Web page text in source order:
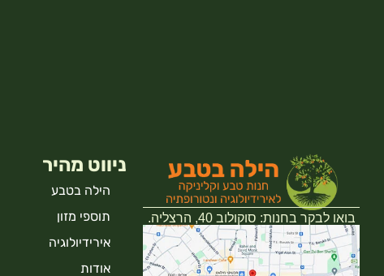
בואו לבקר בחנות: סוקולוב 40, הרצליה.
ניווט מהיר
הילה בטבע
תוספי מזון
אירידיולוגיה
אודות